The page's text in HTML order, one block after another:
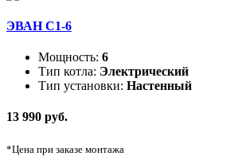
ЭВАН C1-6
Мощность: 6
Тип котла: Электрический
Тип установки: Настенный
13 990 руб.
*Цена при заказе монтажа